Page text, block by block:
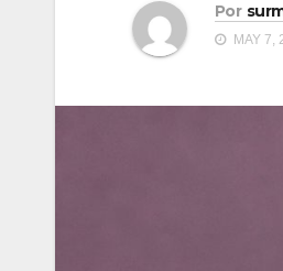
Por
MAY 7,